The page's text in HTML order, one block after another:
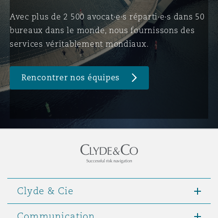
Avec plus de 2 500 avocat·e·s réparti·e·s dans 50
bureaux dans le monde, nous fournissons des
services véritablement mondiaux.
Rencontrer nos équipes
Clyde & Cie